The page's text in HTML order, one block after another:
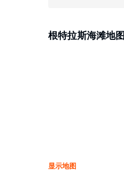
根特拉斯海滩地图
显示地图